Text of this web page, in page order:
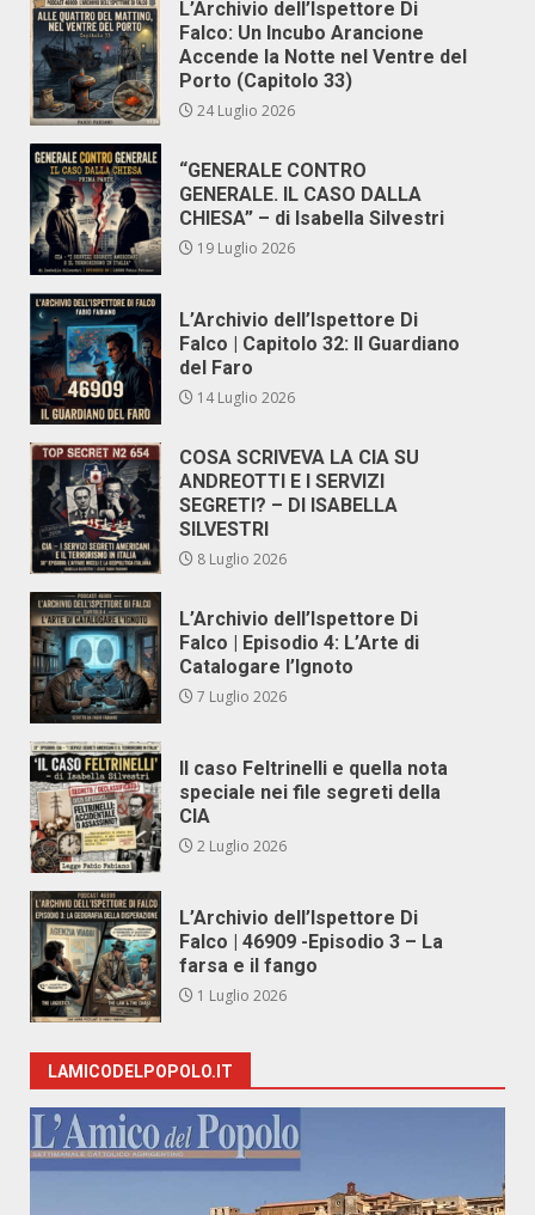
L’Archivio dell’Ispettore Di
Falco: Un Incubo Arancione
Accende la Notte nel Ventre del
Porto (Capitolo 33)
24 Luglio 2026
“GENERALE CONTRO
GENERALE. IL CASO DALLA
CHIESA” – di Isabella Silvestri
19 Luglio 2026
L’Archivio dell’Ispettore Di
Falco | Capitolo 32: Il Guardiano
del Faro
14 Luglio 2026
COSA SCRIVEVA LA CIA SU
ANDREOTTI E I SERVIZI
SEGRETI? – DI ISABELLA
SILVESTRI
8 Luglio 2026
L’Archivio dell’Ispettore Di
Falco | Episodio 4: L’Arte di
Catalogare l’Ignoto
7 Luglio 2026
Il caso Feltrinelli e quella nota
speciale nei file segreti della
CIA
2 Luglio 2026
L’Archivio dell’Ispettore Di
Falco | 46909 -Episodio 3 – La
farsa e il fango
1 Luglio 2026
LAMICODELPOPOLO.IT